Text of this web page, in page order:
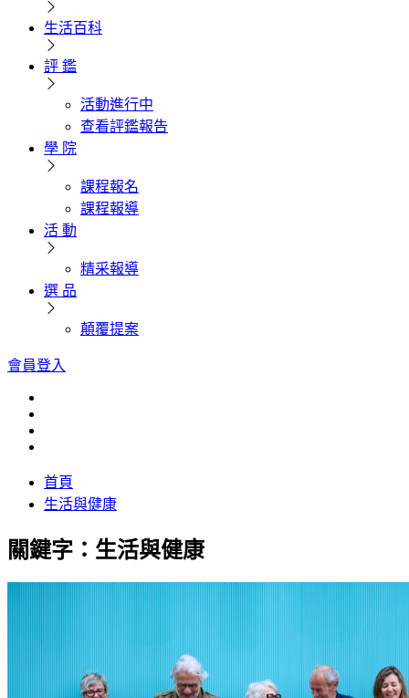
生活百科
評 鑑
活動進行中
查看評鑑報告
學 院
課程報名
課程報導
活 動
精采報導
選 品
顛覆提案
會員登入
首頁
生活與健康
關鍵字：生活與健康